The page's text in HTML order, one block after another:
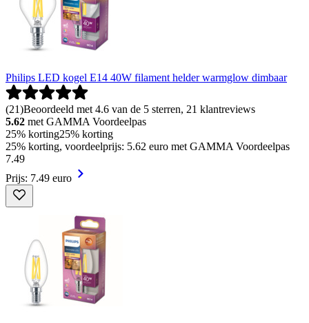
Philips LED kogel E14 40W filament helder warmglow dimbaar
(21)Beoordeeld met 4.6 van de 5 sterren, 21 klantreviews
5.62 met GAMMA Voordeelpas
25% korting25% korting
25% korting, voordeelprijs: 5.62 euro met GAMMA Voordeelpas
7.49
Prijs: 7.49 euro